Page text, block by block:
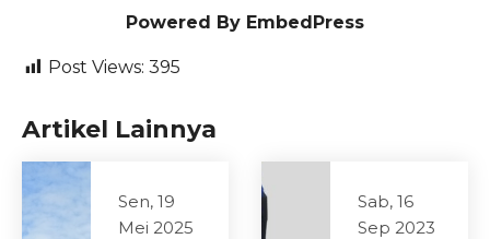
Powered By EmbedPress
Post Views: 395
Artikel Lainnya
Sen, 19
Mei 2025
Sab, 16
Sep 2023